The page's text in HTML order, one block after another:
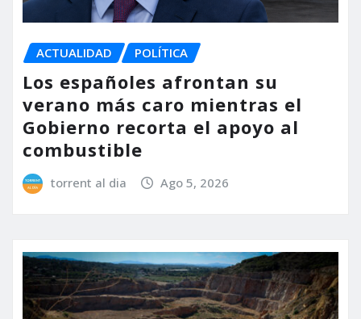
ACTUALIDAD POLÍTICA
Los españoles afrontan su
verano más caro mientras el
Gobierno recorta el apoyo al
combustible
torrent al dia Ago 5, 2026